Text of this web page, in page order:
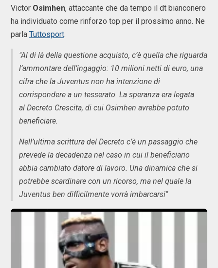
Victor Osimhen, attaccante che da tempo il dt bianconero
ha individuato come rinforzo top per il prossimo anno. Ne
parla Tuttosport.
"Al di là della questione acquisto, c’è quella che riguarda
l’ammontare dell’ingaggio: 10 milioni netti di euro, una
cifra che la Juventus non ha intenzione di
corrispondere a un tesserato. La speranza era legata
al Decreto Crescita, di cui Osimhen avrebbe potuto
beneficiare.
Nell’ultima scrittura del Decreto c’è un passaggio che
prevede la decadenza nel caso in cui il beneficiario
abbia cambiato datore di lavoro. Una dinamica che si
potrebbe scardinare con un ricorso, ma nel quale la
Juventus ben difficilmente vorrà imbarcarsi"